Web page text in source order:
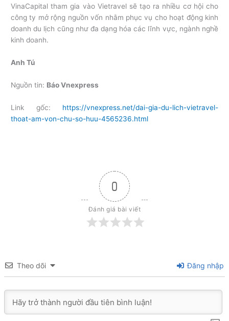
VinaCapital tham gia vào Vietravel sẽ tạo ra nhiều cơ hội cho
công ty mở rộng nguồn vốn nhằm phục vụ cho hoạt động kinh
doanh du lịch cũng như đa dạng hóa các lĩnh vực, ngành nghề
kinh doanh.
Anh Tú
Nguồn tin: Báo Vnexpress
Link gốc: https://vnexpress.net/dai-gia-du-lich-vietravel-
thoat-am-von-chu-so-huu-4565236.html
0
Đánh giá bài viết
Theo dõi Đăng nhập